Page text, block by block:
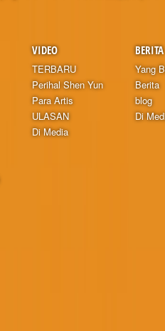
VIDEO
TERBARU
Perihal Shen Yun
Para Artis
ULASAN
Di Media
BERITA
Yang
Berita
blog
Di